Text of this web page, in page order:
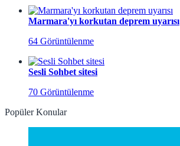
Marmara'yı korkutan deprem uyarısı
64 Görüntülenme
Sesli Sohbet sitesi
70 Görüntülenme
Popüler Konular